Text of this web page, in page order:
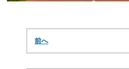
前へ